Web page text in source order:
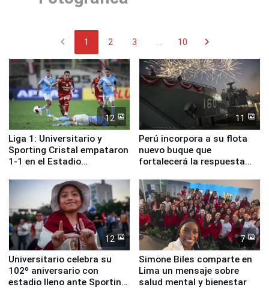
chevron_left 1 2 3 10 chevron_right
12
Liga 1: Universitario y
Sporting Cristal empataron
1-1 en el Estadio
11
Perú incorpora a su flota
nuevo buque que
fortalecerá la respuesta
12
Universitario celebra su
102º aniversario con
estadio lleno ante Sporting
7
Simone Biles comparte en
Lima un mensaje sobre
salud mental y bienestar